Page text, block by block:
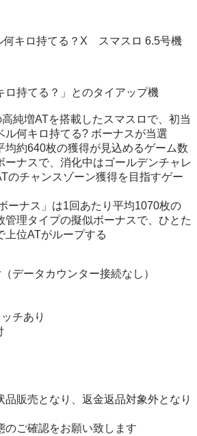
キロ持てる？X　スマスロ 6.5号機
ロ持てる？」とのタイアップ機
純増ATを搭載したスマスロで、初当
ル何キロ持てる? ボーナスが当選
均約640枚の獲得が見込めるゲーム数
ーナスで、消化中はゴールデンチャレ
のチャンスゾーン獲得を目指すゲー
ーナス」は1回あたり平均1070枚の
管理タイプの擬似ボーナスで、ひとた
上位ATがループする
データカウンター接続なし）
チあり
販売となり、返金返品対象外となり
のご確認をお願い致します